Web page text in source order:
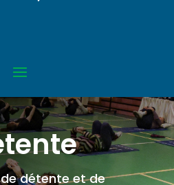
détente et de